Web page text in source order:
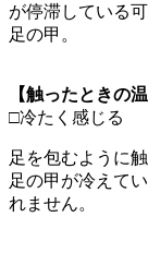
が停滞している
足の甲。
【触ったときの温
□冷たく感じる
足を包むように
足の甲が冷えて
れません。